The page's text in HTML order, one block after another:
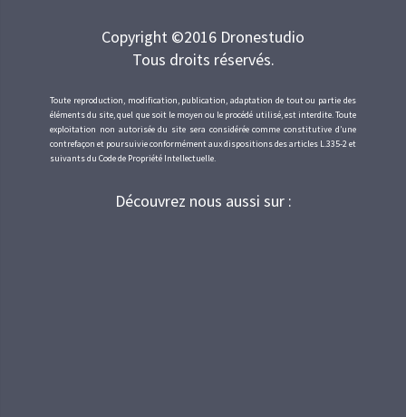
Copyright ©2016 Dronestudio
Tous droits réservés.
Toute reproduction, modification, publication, adaptation de tout ou partie des
éléments du site, quel que soit le moyen ou le procédé utilisé, est interdite. Toute
exploitation non autorisée du site sera considérée comme constitutive d’une
contrefaçon et poursuivie conformément aux dispositions des articles L.335-2 et
suivants du Code de Propriété Intellectuelle.
Découvrez nous aussi sur :